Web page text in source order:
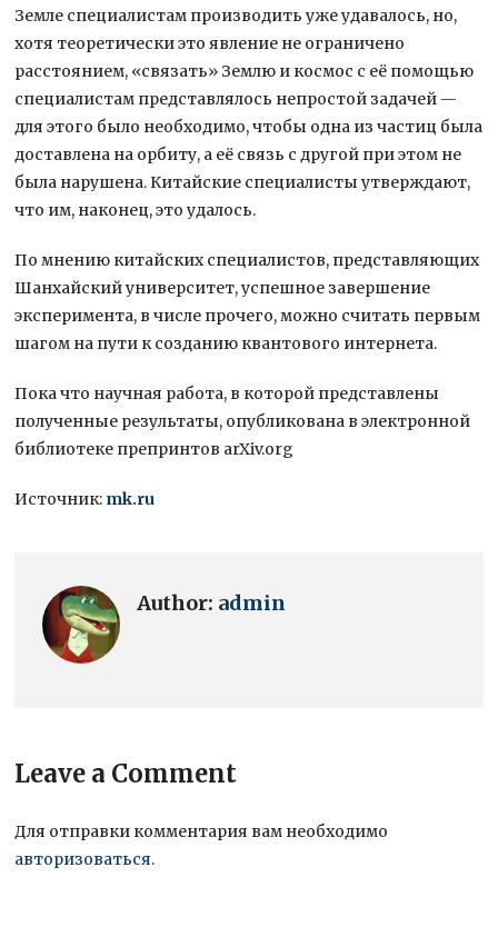
Земле специалистам производить уже удавалось, но,
хотя теоретически это явление не ограничено
расстоянием, «связать» Землю и космос с её помощью
специалистам представлялось непростой задачей —
для этого было необходимо, чтобы одна из частиц была
доставлена на орбиту, а её связь с другой при этом не
была нарушена. Китайские специалисты утверждают,
что им, наконец, это удалось.
По мнению китайских специалистов, представляющих
Шанхайский университет, успешное завершение
эксперимента, в числе прочего, можно считать первым
шагом на пути к созданию квантового интернета.
Пока что научная работа, в которой представлены
полученные результаты, опубликована в электронной
библиотеке препринтов arXiv.org
Источник: mk.ru
Author: admin
Leave a Comment
Для отправки комментария вам необходимо
авторизоваться.